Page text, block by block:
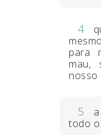
4
para
mau,
nosso
5
todo o